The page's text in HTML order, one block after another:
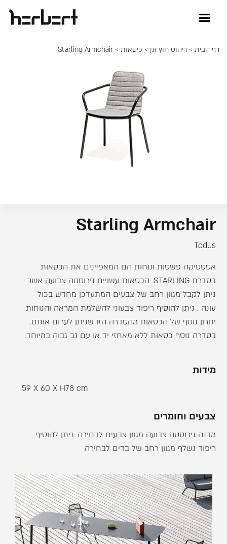
דף הבית > ריהוט חוץ וגן > כיסאות > Starling Armchair
Starling Armchair
Todus
אסטטיקה פשטות ונוחות הם המאפיינים את הכסאות
בסדרת STARLING. הכסאות עשויים נירוסטה צבועה אשר
ניתן לקבל מגוון רחב של צבעים המתעדכן מחדש בכול
עונה . ניתן להוסיף ריפוד צבעוני להשלמת המראה והנוחות.
יתרון נוסף של הכסאות מהסדרה הזו שניתן לערום אותם.
בסדרה נוסף כסאות ללא מאחזי יד או עם גב גבוה במיוחד.
מידות
59 X 60 X H78 cm
צבעים וחומרים
מבנה נירוסטה צבועה מגוון צבעים לבחירה .ניתן להוסיף
ריפוד נשלף מגוון רחב של בדים לבחירה